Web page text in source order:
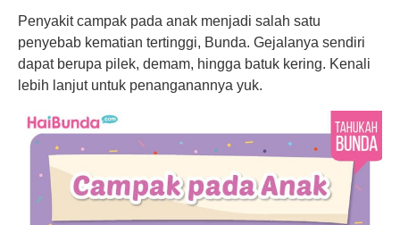
Penyakit campak pada anak menjadi salah satu
penyebab kematian tertinggi, Bunda. Gejalanya sendiri
dapat berupa pilek, demam, hingga batuk kering. Kenali
lebih lanjut untuk penanganannya yuk.